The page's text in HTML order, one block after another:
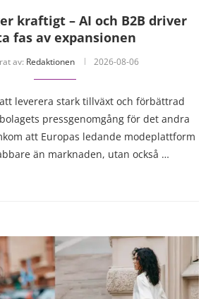
kraftigt – AI och B2B driver
fas av expansionen
av: Redaktionen 2026-08-06
leverera stark tillväxt och förbättrad
pressgenomgång för det andra
att Europas ledande modeplattform
än marknaden, utan också …